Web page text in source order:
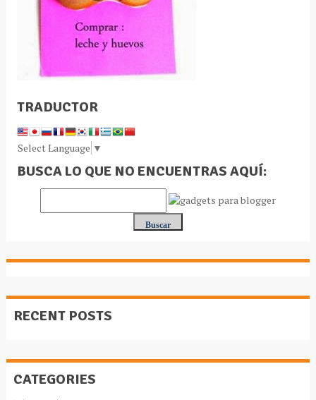
TRADUCTOR
Select Language ▼
BUSCA LO QUE NO ENCUENTRAS AQUÍ:
RECENT POSTS
CATEGORIES